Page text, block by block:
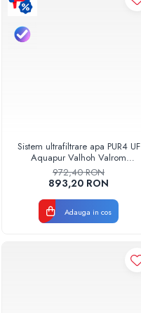
Sistem ultrafiltrare apa PUR4 UF
Aquapur Valhoh Valrom
AQUA04420411120
972,40 RON
893,20 RON
Adauga in cos